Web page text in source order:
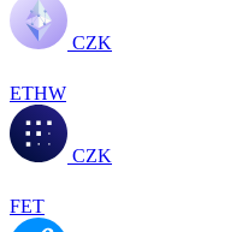
CZK
ETHW
CZK
FET